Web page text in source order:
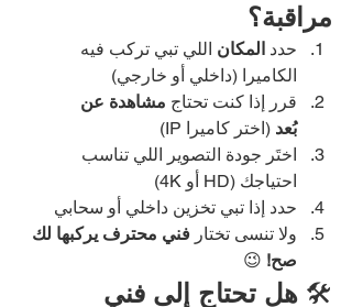
مراقبة؟
حدد المكان اللي تبي تركب فيه
الكاميرا (داخلي أو خارجي)
قرر إذا كنت تحتاج مشاهدة عن
بُعد (اختر كاميرا IP)
اختَر جودة التصوير اللي تناسب
احتياجك (HD أو 4K)
حدد إذا تبي تخزين داخلي أو سحابي
ولا تنسى تختار فني محترف يركبها لك
صح! 😉
🛠️ هل تحتاج إلى فني